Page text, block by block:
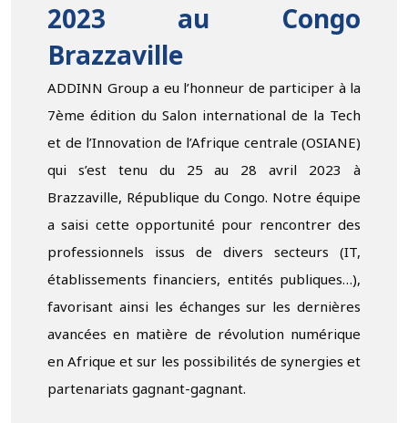
2023 au Congo
Brazzaville
ADDINN Group a eu l’honneur de participer à la
7ème édition du Salon international de la Tech
et de l’Innovation de l’Afrique centrale (OSIANE)
qui s’est tenu du 25 au 28 avril 2023 à
Brazzaville, République du Congo. Notre équipe
a saisi cette opportunité pour rencontrer des
professionnels issus de divers secteurs (IT,
établissements financiers, entités publiques…),
favorisant ainsi les échanges sur les dernières
avancées en matière de révolution numérique
en Afrique et sur les possibilités de synergies et
partenariats gagnant-gagnant.